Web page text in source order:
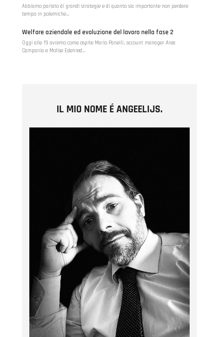
Abbiamo parlato di grandi strategie e di quanto sia importante non perdere
tempo in polemiche…
Welfare aziendale ed evoluzione del lavoro nella fase 2
Oggi alle 19 avremo come ospite Mario Panelli, account manager Area
Campania e Molise Edenred…
IL MIO NOME É ANGEELIJS.